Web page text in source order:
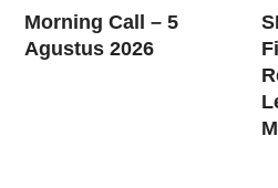
Morning Call – 5
Agustus 2026